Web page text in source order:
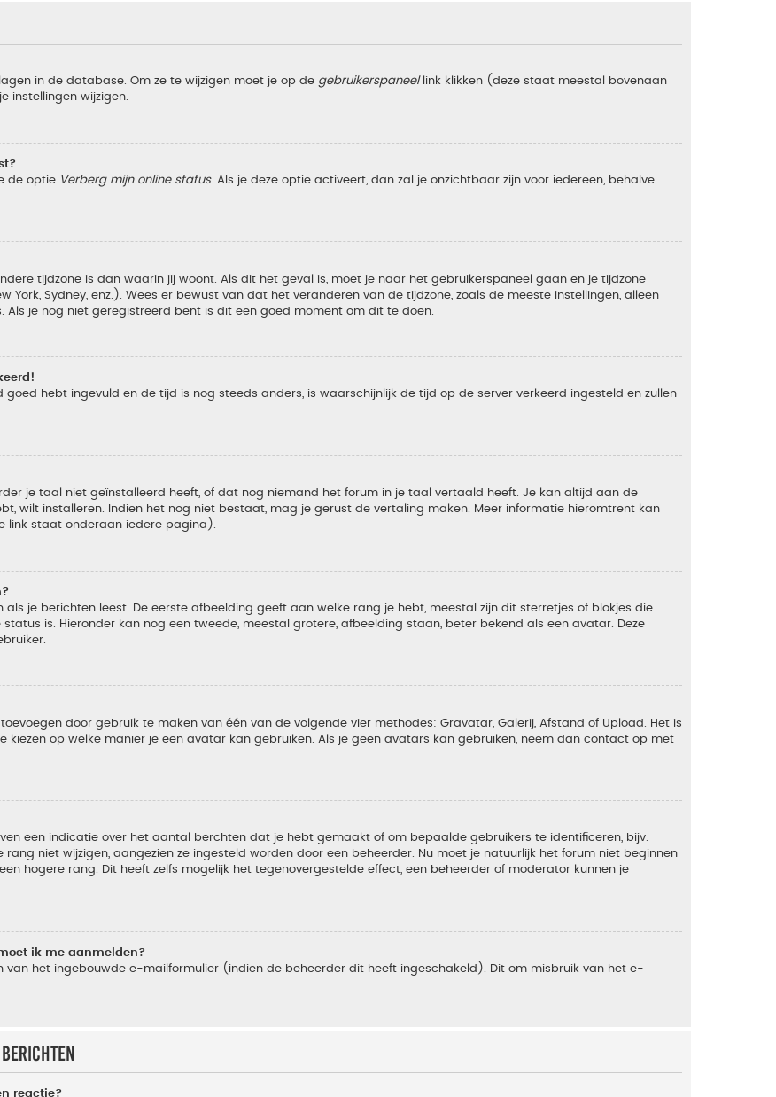
in de database. Om ze te wijzigen moet je op de gebruikerspaneellink klikken (deze staat meestal bovenaan
instellingen wijzigen.
de optie Verberg mijn online status. Als je deze optie activeert, dan zal je onzichtbaar zijn voor iedereen, behalve
tijdzone is dan waarin jij woont. Als dit het geval is, moet je naar het gebruikerspaneel gaan en je tijdzone
Sydney, enz.). Wees er bewust van dat het veranderen van de tijdzone, zoals de meeste instellingen, alleen
je nog niet geregistreerd bent is dit een goed moment om dit te doen.
hebt ingevuld en de tijd is nog steeds anders, is waarschijnlijk de tijd op de server verkeerd ingesteld en zullen
je taal niet geïnstalleerd heeft, of dat nog niemand het forum in je taal vertaald heeft. Je kan altijd aan de
wilt installeren. Indien het nog niet bestaat, mag je gerust de vertaling maken. Meer informatie hieromtrent kan
link staat onderaan iedere pagina).
je berichten leest. De eerste afbeelding geeft aan welke rang je hebt, meestal zijn dit sterretjes of blokjes die
is. Hieronder kan nog een tweede, meestal grotere, afbeelding staan, beter bekend als een avatar. Deze
door gebruik te maken van één van de volgende vier methodes: Gravatar, Galerij, Afstand of Upload. Het is
op welke manier je een avatar kan gebruiken. Als je geen avatars kan gebruiken, neem dan contact op met
een indicatie over het aantal berchten dat je hebt gemaakt of om bepaalde gebruikers te identificeren, bijv.
niet wijzigen, aangezien ze ingesteld worden door een beheerder. Nu moet je natuurlijk het forum niet beginnen
hogere rang. Dit heeft zelfs mogelijk het tegenovergestelde effect, een beheerder of moderator kunnen je
ik me aanmelden?
van het ingebouwde e-mailformulier (indien de beheerder dit heeft ingeschakeld). Dit om misbruik van het e-
reactie?